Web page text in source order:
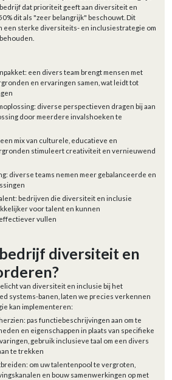
dat prioriteit geeft aan diversiteit en
dit als "zeer belangrijk" beschouwt. Dit
een sterke diversiteits- en inclusiestrategie om
een divers team brengt mensen met
en ervaringen samen, wat leidt tot
diverse perspectieven dragen bij aan
door meerdere invalshoeken te
mix van culturele, educatieve en
stimuleert creativiteit en vernieuwend
diverse teams nemen meer gebalanceerde en
bedrijven die diversiteit en inclusie
voor talent en kunnen
vullen
diversiteit en
van diversiteit en inclusie bij het
systems-banen, laten we precies verkennen
kan implementeren:
pas functiebeschrijvingen aan om te
en eigenschappen in plaats van specifieke
gebruik inclusieve taal om een divers
te trekken
om uw talentenpool te vergroten,
en bouw samenwerkingen op met